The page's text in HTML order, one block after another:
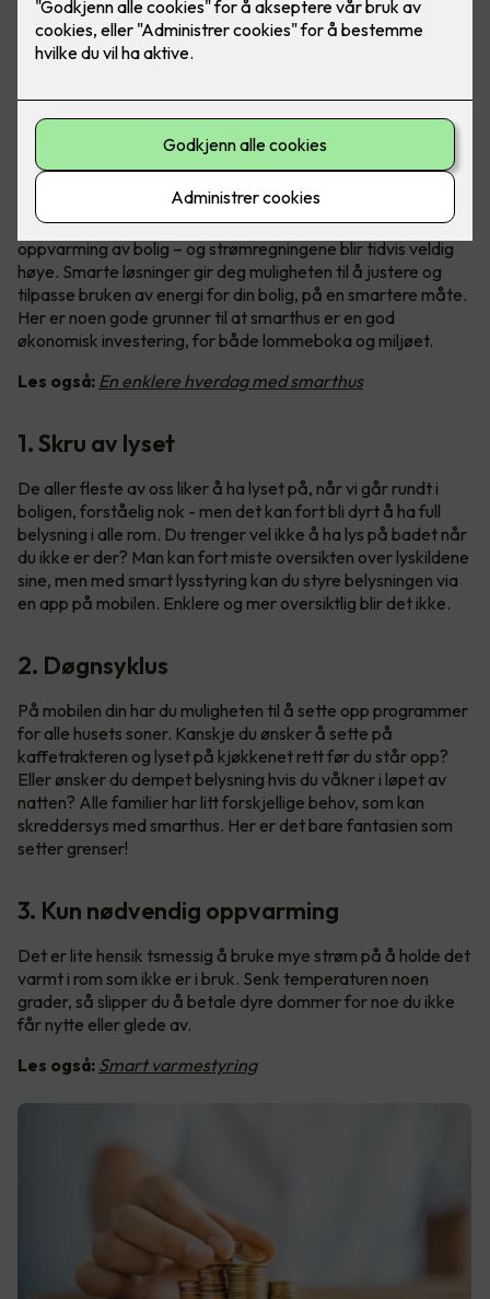
Smarthus er en god økonomisk
investering
I Norge er vi vant til å måtte bruke en god del energi til
oppvarming av bolig – og strømregningene blir tidvis veldig
høye. Smarte løsninger gir deg muligheten til å justere og
tilpasse bruken av energi for din bolig, på en smartere måte.
Her er noen gode grunner til at smarthus er en god
økonomisk investering, for både lommeboka og miljøet.
Les også: En enklere hverdag med smarthus
1. Skru av lyset
De aller fleste av oss liker å ha lyset på, når vi går rundt i
boligen, forståelig nok - men det kan fort bli dyrt å ha full
belysning i alle rom. Du trenger vel ikke å ha lys på badet når
du ikke er der? Man kan fort miste oversikten over lyskildene
sine, men med smart lysstyring kan du styre belysningen via
en app på mobilen. Enklere og mer oversiktlig blir det ikke.
2. Døgnsyklus
På mobilen din har du muligheten til å sette opp programmer
for alle husets soner. Kanskje du ønsker å sette på
kaffetrakteren og lyset på kjøkkenet rett før du står opp?
Eller ønsker du dempet belysning hvis du våkner i løpet av
natten? Alle familier har litt forskjellige behov, som kan
skreddersys med smarthus. Her er det bare fantasien som
setter grenser!
3. Kun nødvendig oppvarming
Det er lite hensik tsmessig å bruke mye strøm på å holde det
varmt i rom som ikke er i bruk. Senk temperaturen noen
grader, så slipper du å betale dyre dommer for noe du ikke
får nytte eller glede av.
Les også: Smart varmestyring